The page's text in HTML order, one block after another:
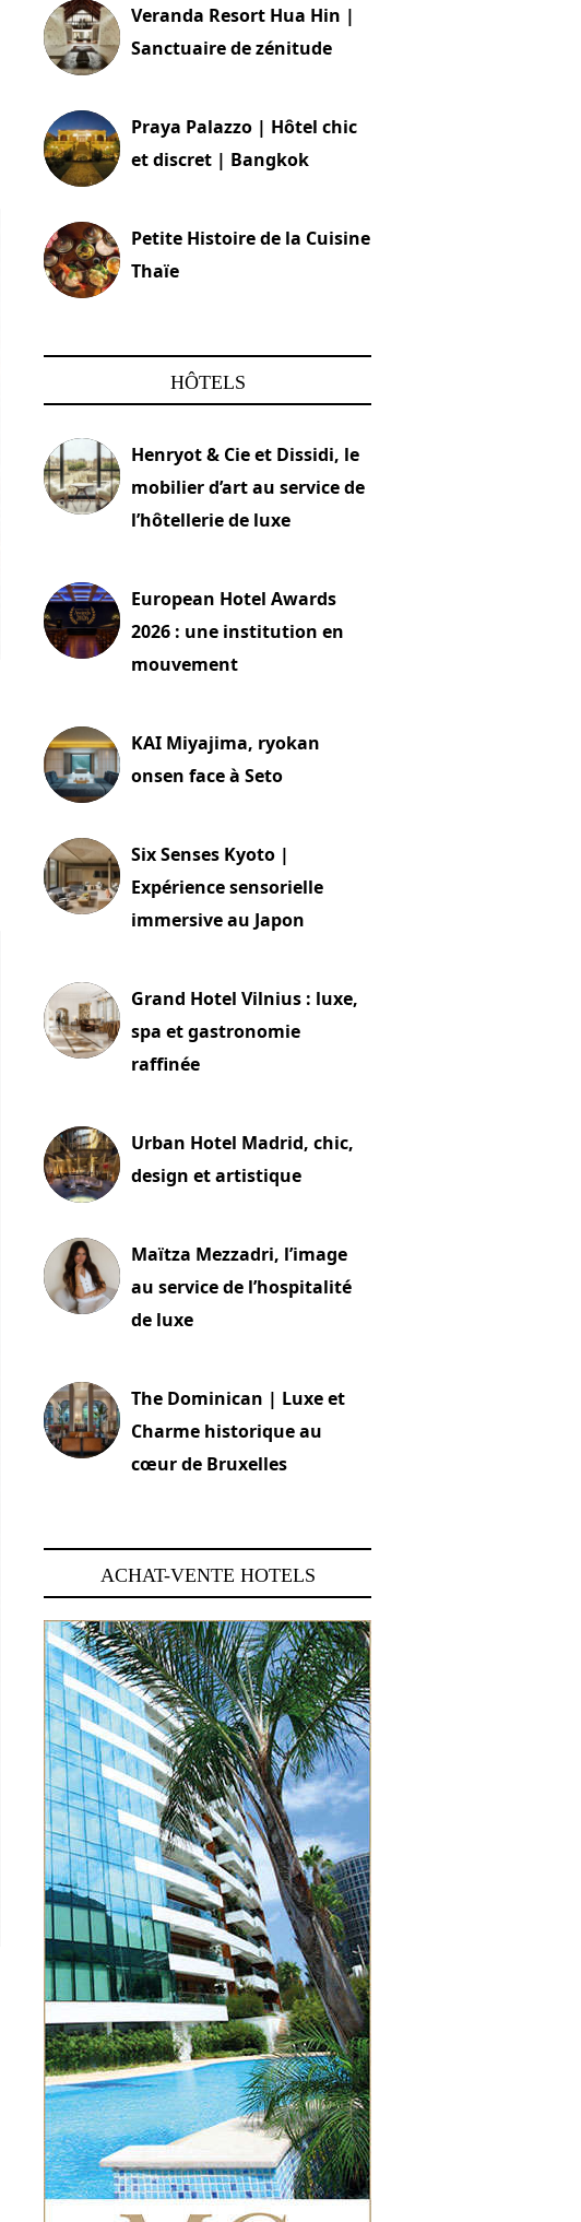
Veranda Resort Hua Hin |
Sanctuaire de zénitude
Praya Palazzo | Hôtel chic
et discret | Bangkok
Petite Histoire de la Cuisine
Thaïe
HÔTELS
Henryot & Cie et Dissidi, le
mobilier d’art au service de
l’hôtellerie de luxe
European Hotel Awards
2026 : une institution en
mouvement
KAI Miyajima, ryokan
onsen face à Seto
Six Senses Kyoto |
Expérience sensorielle
immersive au Japon
Grand Hotel Vilnius : luxe,
spa et gastronomie
raffinée
Urban Hotel Madrid, chic,
design et artistique
Maïtza Mezzadri, l’image
au service de l’hospitalité
de luxe
The Dominican | Luxe et
Charme historique au
cœur de Bruxelles
ACHAT-VENTE HOTELS